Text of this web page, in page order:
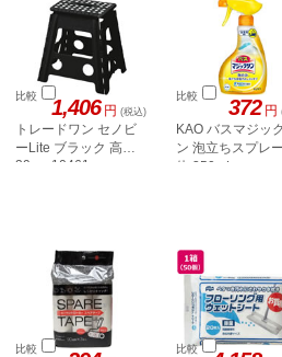
比較 1,406 円 (税込)
トレードワン セノビ
ーLite ブラック 高さ
39cm 10461
比較 372 円
KAO バスマジッ
ン 泡立ちスプレ
体 350mL
比較 比較